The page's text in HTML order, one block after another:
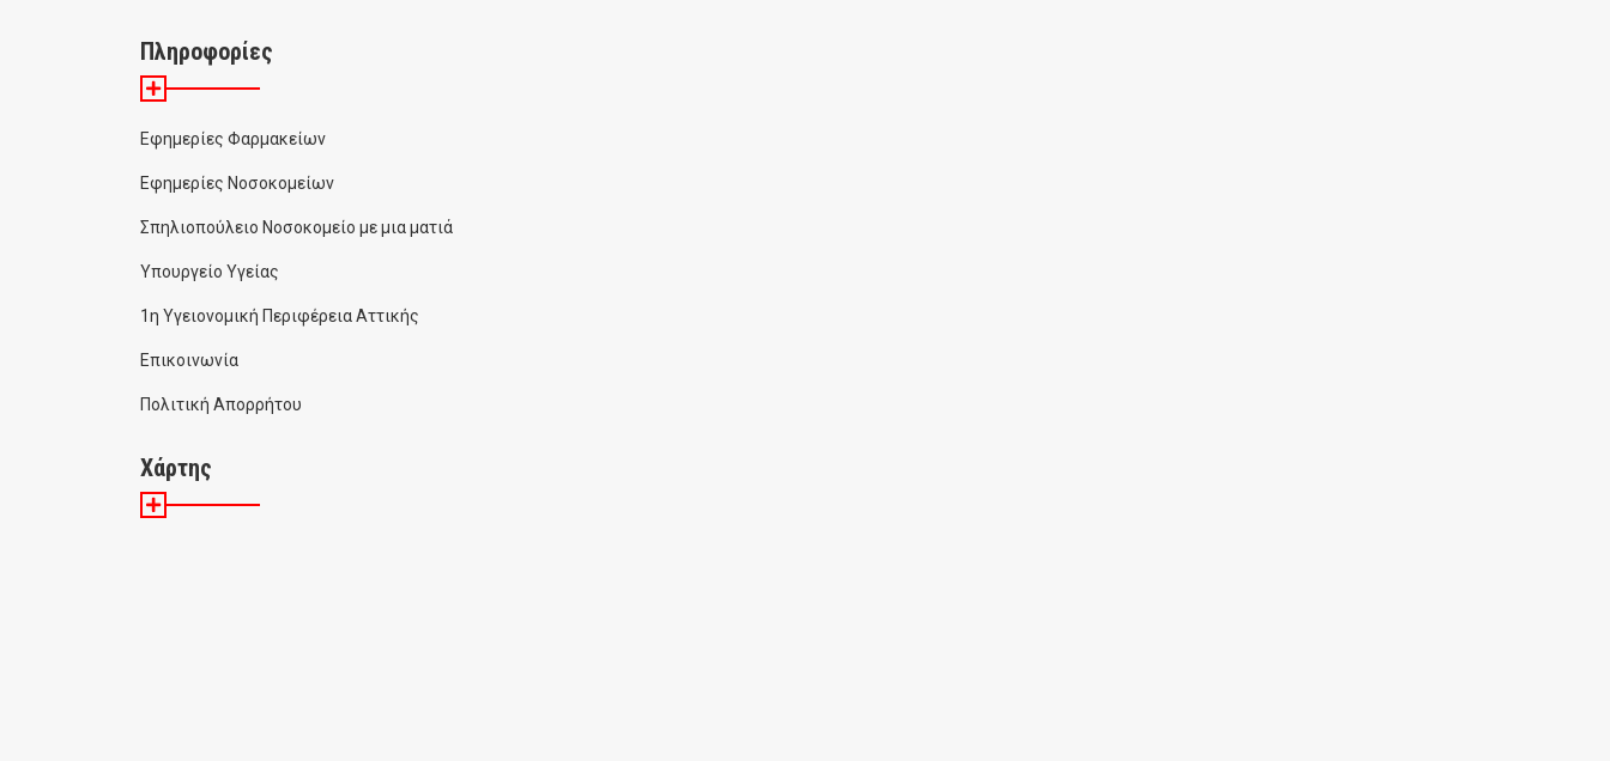
Πληροφορίες
Εφημερίες Φαρμακείων
Εφημερίες Νοσοκομείων
Σπηλιοπούλειο Νοσοκομείο με μια ματιά
Υπουργείο Υγείας
1η Υγειονομική Περιφέρεια Αττικής
Επικοινωνία
Πολιτική Απορρήτου
Χάρτης